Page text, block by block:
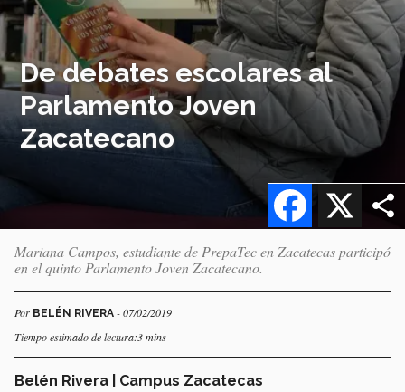
De debates escolares al
Parlamento Joven
Zacatecano
X
Facebook
Mariana Campos, estudiante de PrepaTec en Zacatecas participó
en el quinto Parlamento Joven Zacatecano.
Por BELÉN RIVERA - 07/02/2019
Tiempo estimado de lectura:3 mins
Belén Rivera | Campus Zacatecas